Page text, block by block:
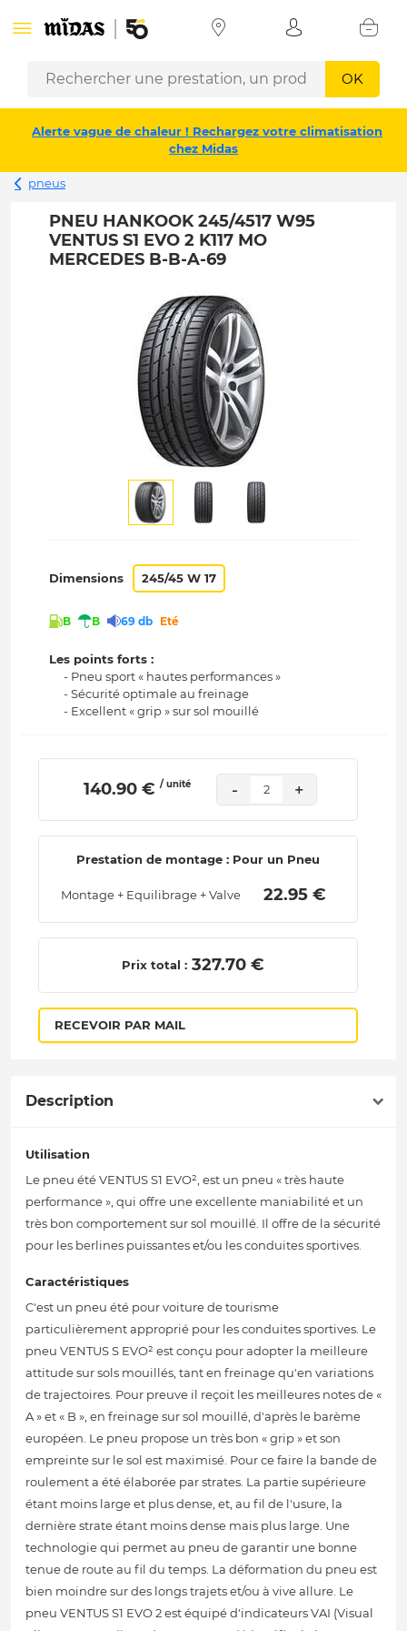
OK
Alerte vague de chaleur ! Rechargez votre climatisation
chez Midas
pneus
PNEU HANKOOK 245/4517 W95
VENTUS S1 EVO 2 K117 MO
MERCEDES B-B-A-69
Dimensions 245/45 W 17
B B 69 db Eté
Les points forts :
- Pneu sport « hautes performances »
- Sécurité optimale au freinage
- Excellent « grip » sur sol mouillé
140.90 € / unité - 2 +
Prestation de montage : Pour un Pneu
Montage + Equilibrage + Valve 22.95 €
Prix total : 327.70 €
RECEVOIR PAR MAIL
Description
Utilisation
Le pneu été VENTUS S1 EVO², est un pneu « très haute
performance », qui offre une excellente maniabilité et un
très bon comportement sur sol mouillé. Il offre de la sécurité
pour les berlines puissantes et/ou les conduites sportives.
Caractéristiques
C'est un pneu été pour voiture de tourisme
particulièrement approprié pour les conduites sportives. Le
pneu VENTUS S EVO² est conçu pour adopter la meilleure
attitude sur sols mouillés, tant en freinage qu'en variations
de trajectoires. Pour preuve il reçoit les meilleures notes de «
A » et « B », en freinage sur sol mouillé, d'après le barème
européen. Le pneu propose un très bon « grip » et son
empreinte sur le sol est maximisé. Pour ce faire la bande de
roulement a été élaborée par strates. La partie supérieure
étant moins large et plus dense, et, au fil de l'usure, la
dernière strate étant moins dense mais plus large. Une
technologie qui permet au pneu de garantir une bonne
tenue de route au fil du temps. La déformation du pneu est
bien moindre sur des longs trajets et/ou à vive allure. Le
pneu VENTUS S1 EVO 2 est équipé d'indicateurs VAI (Visual